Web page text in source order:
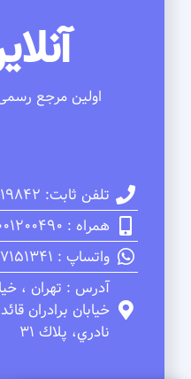
اولین مرجع
تلفن ثابت: 02177619842
همراه : 09001200490
واتساپ : 09127151341
آدرس : تهران ،
خيابان برادران
نادري، پلاك 31